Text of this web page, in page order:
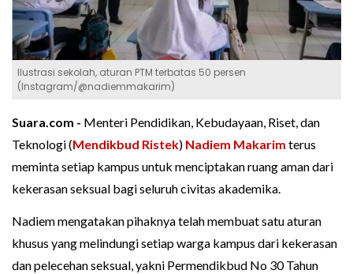
Ilustrasi sekolah, aturan PTM terbatas 50 persen
(Instagram/@nadiemmakarim)
Suara.com - Menteri Pendidikan, Kebudayaan, Riset, dan
Teknologi (Mendikbud Ristek) Nadiem Makarim terus
meminta setiap kampus untuk menciptakan ruang aman dari
kekerasan seksual bagi seluruh civitas akademika.
Nadiem mengatakan pihaknya telah membuat satu aturan
khusus yang melindungi setiap warga kampus dari kekerasan
dan pelecehan seksual, yakni Permendikbud No 30 Tahun